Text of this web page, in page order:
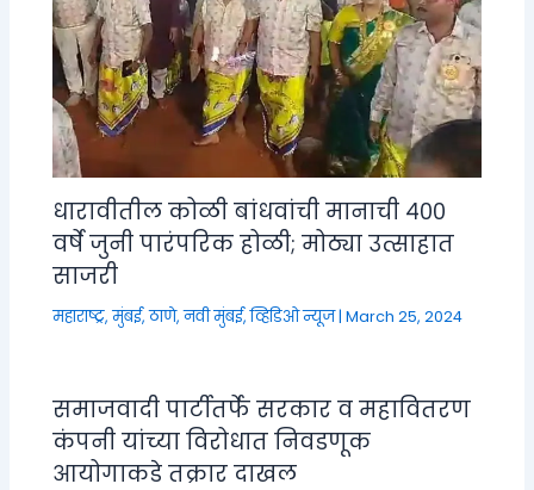
धारावीतील कोळी बांधवांची मानाची ४००
वर्षे जुनी पारंपरिक होळी; मोठ्या उत्साहात
साजरी
महाराष्ट्र,मुंबई, ठाणे, नवी मुंबई,व्हिडिओ न्यूज|March 25, 2024
समाजवादी पार्टीतर्फे सरकार व महावितरण
कंपनी यांच्या विरोधात निवडणूक
आयोगाकडे तक्रार दाखल